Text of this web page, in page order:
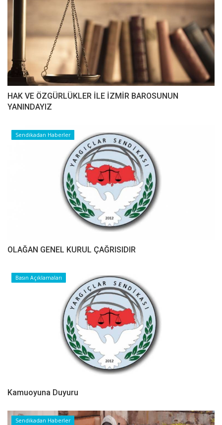
HAK VE ÖZGÜRLÜKLER İLE İZMİR BAROSUNUN
YANINDAYIZ
Sendikadan Haberler
OLAĞAN GENEL KURUL ÇAĞRISIDIR
Basın Açıklamaları
Kamuoyuna Duyuru
Sendikadan Haberler